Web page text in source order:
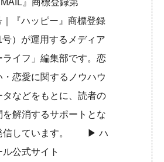
』商標登録第
『ハッピー』商標登録
）が運用するメディア
ライフ」編集部です。恋
・恋愛に関するノウハウ
タなどをもとに、読者の
を解消するサポートとな
信しています。 ▶︎ハ
公式サイト